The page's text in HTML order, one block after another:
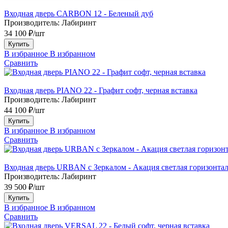
Входная дверь CARBON 12 - Беленый дуб
Производитель: Лабиринт
34 100 ₽/шт
Купить
В избранное В избранном
Сравнить
Входная дверь PIANO 22 - Графит софт, черная вставка
Производитель: Лабиринт
44 100 ₽/шт
Купить
В избранное В избранном
Сравнить
Входная дверь URBAN с Зеркалом - Акация светлая
Производитель: Лабиринт
39 500 ₽/шт
Купить
В избранное В избранном
Сравнить